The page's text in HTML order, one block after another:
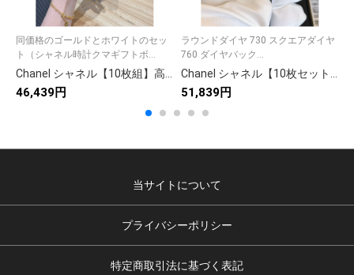
同価格のゴールドとホワイトのセッ
ト（シャネル時計クマギフトボ...
46,439円
ラウンドダイヤ 730 スクエアダイヤ
760 ダイヤバック...
51,839円
当サイトについて
プライバシーポリシー
特定商取引法に基づく表記